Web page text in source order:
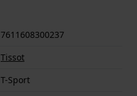
7611608300237
Tissot
T-Sport